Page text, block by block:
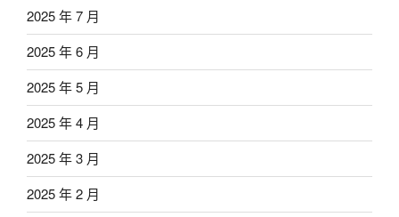
2025 年 7 月
2025 年 6 月
2025 年 5 月
2025 年 4 月
2025 年 3 月
2025 年 2 月